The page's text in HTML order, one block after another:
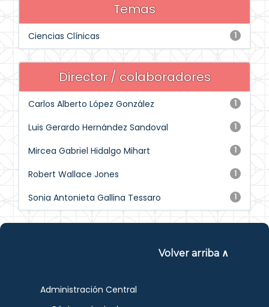
Temas
1
Ciencias Clínicas
Director / colaboradores
1
Carlos Alberto López González
1
Luis Gerardo Hernández Sandoval
1
Mircea Gabriel Hidalgo Mihart
1
Robert Wallace Jones
1
Sonia Antonieta Gallina Tessaro
Volver arriba ∧
Administración Central